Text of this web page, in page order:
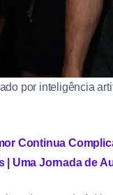
por inteligência
Continua
| Uma Jornada de